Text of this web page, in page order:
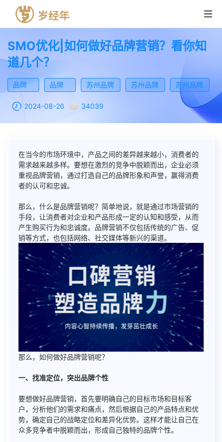
营销产品
ASO优化
资讯
联系我们
SMO优化|如何做好品牌营销？看你知
道几个？
品牌
营销
品牌
苏州品牌
苏州品牌
苏州品牌
运营
2024-08-26
34039
在当今的市场环境中，产品之间的差异越来越小，消费者的
需求越来越多样。要想在激烈的竞争中脱颖而出，企业必须
重视品牌营销，通过打造自己的品牌形象和声誉，赢得消费
者的认可和忠诚。
那么，什么是品牌营销呢？简单地说，就是通过市场营销的
手段，让消费者对企业和产品形成一定的认知和感受，从而
产生购买行为和忠诚度。品牌营销不仅包括传统的广告、促
销等方式，也包括网络、社交媒体等新兴的渠道。
那么，如何做好品牌营销呢？
一、找准定位，突出品牌个性
要想做好品牌营销，首先要明确自己的目标市场和目标客
户，分析他们的需求和痛点，然后根据自己的产品特点和优
势，确定自己的战略定位和差异化优势。这样才能让自己在
众多竞争者中脱颖而出，形成自己独特的品牌个性。